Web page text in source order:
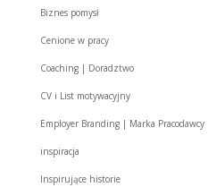
Biznes pomysł
Cenione w pracy
Coaching | Doradztwo
CV i List motywacyjny
Employer Branding | Marka Pracodawcy
inspiracja
Inspirujące historie